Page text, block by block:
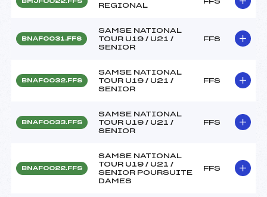
REGIONAL
BNAF0031.FFS
SAMSE NATIONAL
TOUR U19 / U21 /
SENIOR
FFS
BNAF0032.FFS
SAMSE NATIONAL
TOUR U19 / U21 /
SENIOR
FFS
BNAF0033.FFS
SAMSE NATIONAL
TOUR U19 / U21 /
SENIOR
FFS
BNAF0022.FFS
SAMSE NATIONAL
TOUR U19 / U21 /
SENIOR POURSUITE
DAMES
FFS